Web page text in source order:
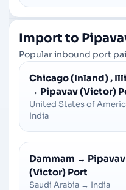
Import to
Popular inbound port
Chicago (Inland) ,
→ Pipavav (Victor)
United States of
India
Dammam → Pipavav
(Victor) Port
Saudi Arabia → India